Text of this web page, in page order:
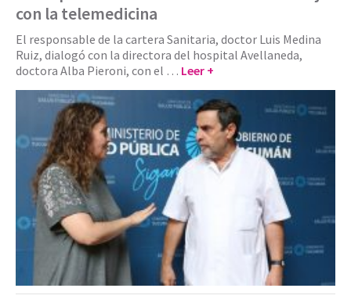
con la telemedicina
El responsable de la cartera Sanitaria, doctor Luis Medina
Ruiz, dialogó con la directora del hospital Avellaneda,
doctora Alba Pieroni, con el … Leer +